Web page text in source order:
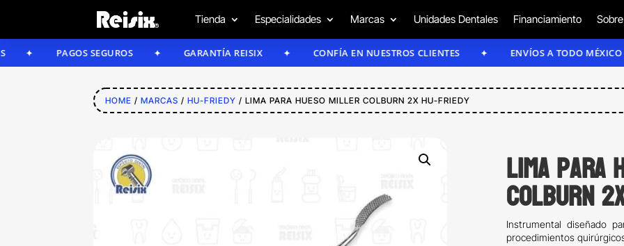
Tienda Especialidades Marcas Unidades Dentales Financiamiento
PAGOS SEGUROS GARANTÍA REISIX CONFÍA EN NUESTROS CLIENTES ENVÍOS A TODO MÉXICO
HOME /MARCAS /HU-FRIEDY / LIMA PARA HUESO MILLER COLBURN 2X HU-FRIEDY
Lima para
Colburn
Instrumental diseñado
procedimientos